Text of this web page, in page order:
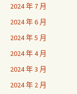
2024 年 7 月
2024 年 6 月
2024 年 5 月
2024 年 4 月
2024 年 3 月
2024 年 2 月